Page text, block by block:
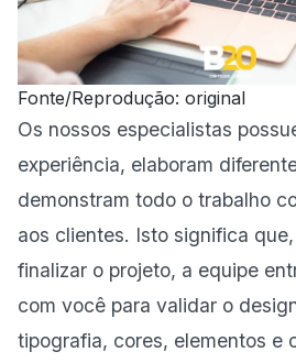
Fonte/Reprodução: original
Os nossos especialistas
experiência, elaboram
demonstram todo o trabalho
aos clientes. Isto significa
finalizar o projeto, a equipe
com você para validar o
tipografia, cores, elementos e